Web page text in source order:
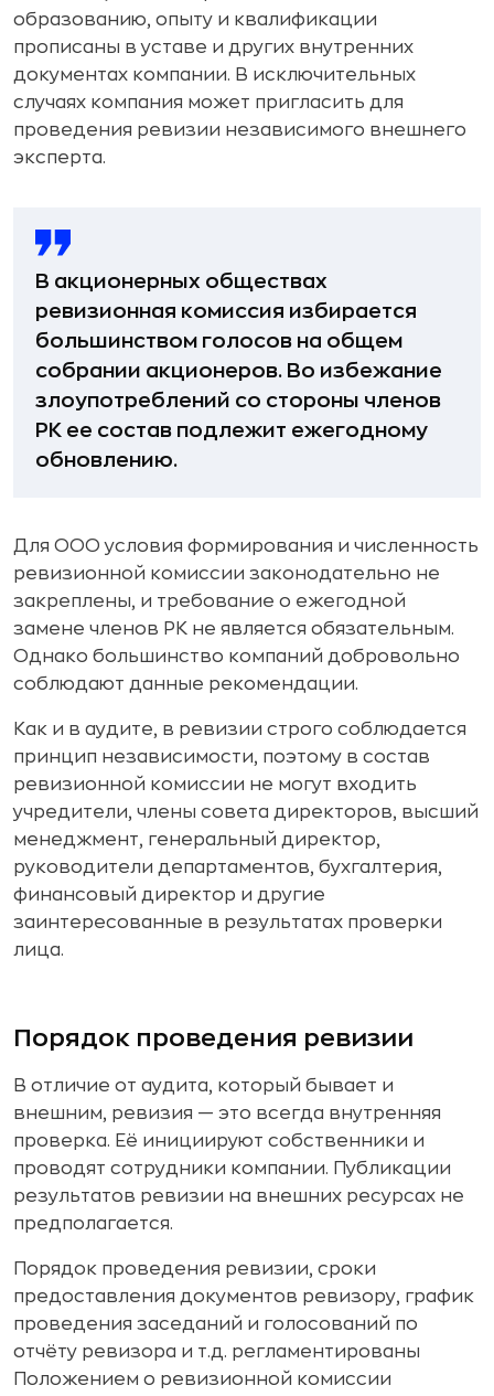
образованию, опыту и квалификации
прописаны в уставе и других внутренних
документах компании. В исключительных
случаях компания может пригласить для
проведения ревизии независимого внешнего
эксперта.
В акционерных обществах
ревизионная комиссия избирается
большинством голосов на общем
собрании акционеров. Во избежание
злоупотреблений со стороны членов
РК ее состав подлежит ежегодному
обновлению.
Для ООО условия формирования и численность
ревизионной комиссии законодательно не
закреплены, и требование о ежегодной
замене членов РК не является обязательным.
Однако большинство компаний добровольно
соблюдают данные рекомендации.
Как и в аудите, в ревизии строго соблюдается
принцип независимости, поэтому в состав
ревизионной комиссии не могут входить
учредители, члены совета директоров, высший
менеджмент, генеральный директор,
руководители департаментов, бухгалтерия,
финансовый директор и другие
заинтересованные в результатах проверки
лица.
Порядок проведения ревизии
В отличие от аудита, который бывает и
внешним, ревизия — это всегда внутренняя
проверка. Её инициируют собственники и
проводят сотрудники компании. Публикации
результатов ревизии на внешних ресурсах не
предполагается.
Порядок проведения ревизии, сроки
предоставления документов ревизору, график
проведения заседаний и голосований по
отчёту ревизора и т.д. регламентированы
Положением о ревизионной комиссии